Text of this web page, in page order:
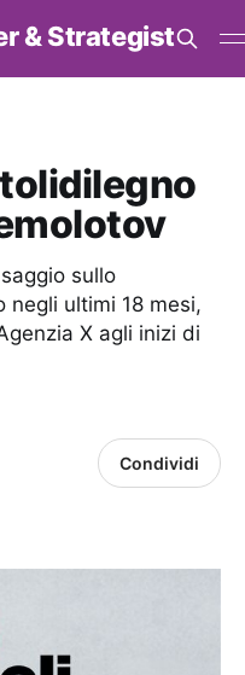
& Strategist
sullo
negli ultimi 18 mesi,
X agli inizi di
Condividi